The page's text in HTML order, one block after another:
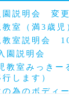
説明会 変更
教室（満3歳
教室説明会
園説明会
教室みっき
します）
為のボディ